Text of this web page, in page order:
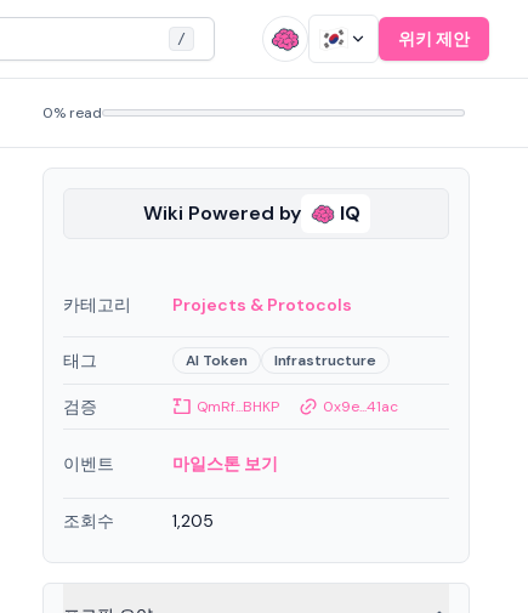
/ 위키 제안
0% read
Wiki Powered by IQ
카테고리 Projects & Protocols
태그 AI Token Infrastructure
검증 QmRf...BHKP 0x9e...41ac
이벤트 마일스톤 보기
조회수 1,205